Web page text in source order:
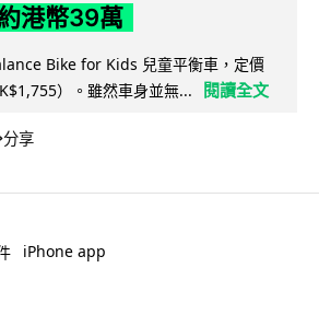
港幣39萬
Bike for Kids 兒童平衡車，定價
）。雖然車身並無...
閱讀全文
分享
iPhone app